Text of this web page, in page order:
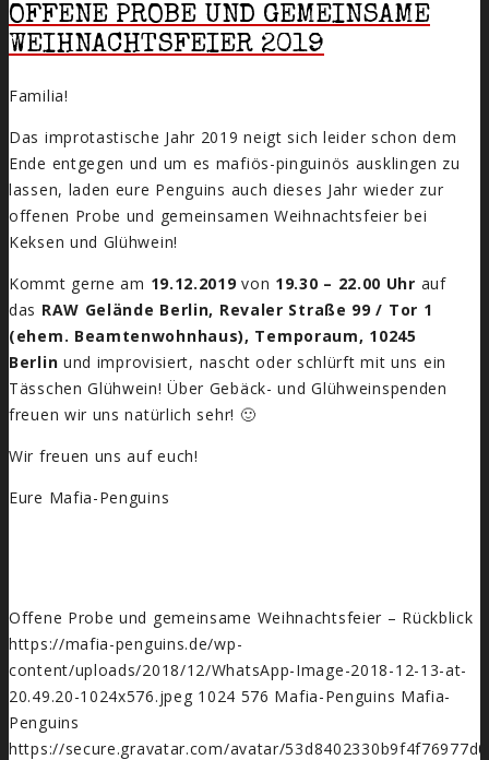
OFFENE PROBE UND GEMEINSAME
WEIHNACHTSFEIER 2019
Familia!
Das improtastische Jahr 2019 neigt sich leider schon dem
Ende entgegen und um es mafiös-pinguinös ausklingen zu
lassen, laden eure Penguins auch dieses Jahr wieder zur
offenen Probe und gemeinsamen Weihnachtsfeier bei
Keksen und Glühwein!
Kommt gerne am 19.12.2019 von 19.30 – 22.00 Uhr auf
das RAW Gelände Berlin, Revaler Straße 99 / Tor 1
(ehem. Beamtenwohnhaus), Temporaum, 10245
Berlin und improvisiert, nascht oder schlürft mit uns ein
Tässchen Glühwein! Über Gebäck- und Glühweinspenden
freuen wir uns natürlich sehr! 🙂
Wir freuen uns auf euch!
Eure Mafia-Penguins
Offene Probe und gemeinsame Weihnachtsfeier – Rückblick
https://mafia-penguins.de/wp-
content/uploads/2018/12/WhatsApp-Image-2018-12-13-at-
20.49.20-1024x576.jpeg 1024 576 Mafia-Penguins Mafia-
Penguins
https://secure.gravatar.com/avatar/